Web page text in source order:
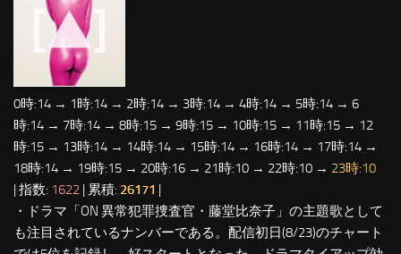
0時:14 → 1時:14 → 2時:14 → 3時:14 → 4時:14 → 5時:14 → 6
時:14 → 7時:14 → 8時:15 → 9時:15 → 10時:15 → 11時:15 → 12
時:15 → 13時:14 → 14時:14 → 15時:14 → 16時:14 → 17時:14 →
18時:14 → 19時:15 → 20時:16 → 21時:10 → 22時:10 → 23時:10
| 指数: 1622 | 累積: 26171 |
・ドラマ「ON 異常犯罪捜査官・藤堂比奈子」の主題歌として
も注目されているナンバーである。配信初日(8/23)のチャート